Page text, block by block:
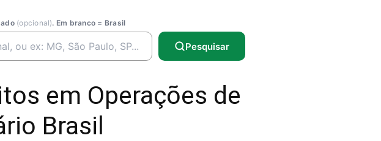
(opcional). Em branco = Brasil
Pesquisar
em Operações de
Brasil